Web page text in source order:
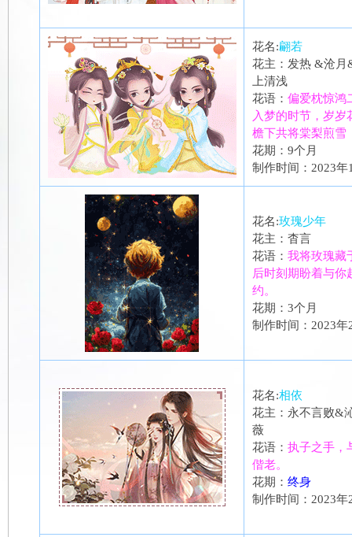
花名:翩若
花主：发热 &沧月
上清浅
花语： 偏爱枕惊鸿
入梦的时节，岁岁
檐下共将棠梨煎雪
花期：9个月
制作时间：2023年
花名:玫瑰少年
花主：杳言
花语： 我将玫瑰藏
后时刻期盼着与你
约。
花期：3个月
制作时间：2023年
花名:相依
花主：永不言败&
薇
花语： 执子之手，
偕老。
花期： 终身
制作时间：2023年